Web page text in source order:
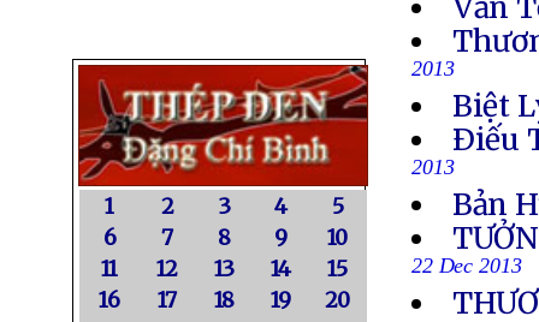
1 2 3 4
5
6
7 8 9
10
11
12 13 14
15
16
17 18 19
20
Văn
2013
Biệt
Ðiếu
2013
Bản
22 Dec 2013